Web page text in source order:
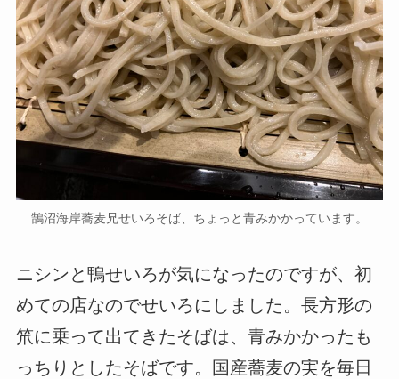
鵠沼海岸蕎麦兄せいろそば、ちょっと青みかかっています。
ニシンと鴨せいろが気になったのですが、初
めての店なのでせいろにしました。長方形の
笊に乗って出てきたそばは、青みかかったも
っちりとしたそばです。国産蕎麦の実を毎日